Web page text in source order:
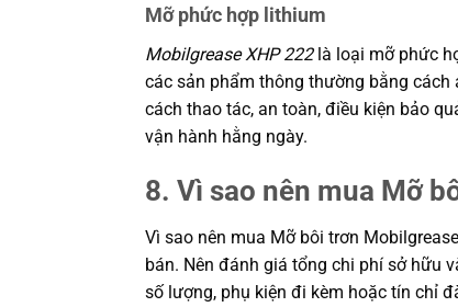
Mỡ phức hợp lithium
Mobilgrease XHP 222là loại mỡ phức
các sản phẩm thông thường bằng cách
cách thao tác, an toàn, điều kiện bảo
vận hành hằng ngày.
8. Vì sao nên mua Mỡ
Vì sao nên mua Mỡ bôi trơn
bán. Nên đánh giá tổng chi phí sở hữu
số lượng, phụ kiện đi kèm hoặc tín chỉ